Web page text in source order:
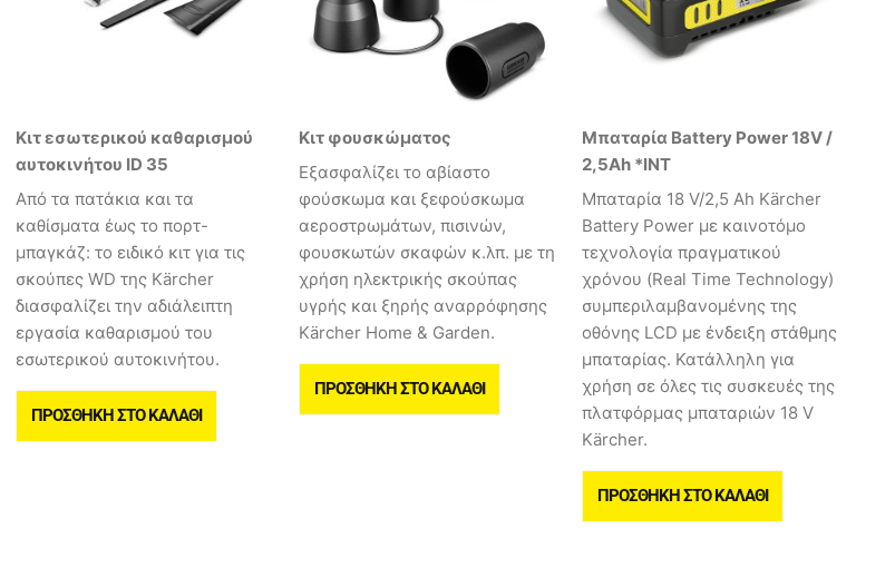
Κιτ εσωτερικού καθαρισμού
αυτοκινήτου ID 35
Από τα πατάκια και τα
καθίσματα έως το πορτ-
μπαγκάζ: το ειδικό κιτ για τις
σκούπες WD της Kärcher
διασφαλίζει την αδιάλειπτη
εργασία καθαρισμού του
εσωτερικού αυτοκινήτου.
ΠΡΟΣΘΉΚΗ ΣΤΟ ΚΑΛΆΘΙ
Κιτ φουσκώματος
Εξασφαλίζει το αβίαστο
φούσκωμα και ξεφούσκωμα
αεροστρωμάτων, πισινών,
φουσκωτών σκαφών κ.λπ. με τη
χρήση ηλεκτρικής σκούπας
υγρής και ξηρής αναρρόφησης
Kärcher Home & Garden.
ΠΡΟΣΘΉΚΗ ΣΤΟ ΚΑΛΆΘΙ
Μπαταρία Battery Power 18V /
2,5Ah *INT
Mπαταρία 18 V/2,5 Ah Kärcher
Battery Power με καινοτόμο
τεχνολογία πραγματικού
χρόνου (Real Time Technology)
συμπεριλαμβανομένης της
οθόνης LCD με ένδειξη στάθμης
μπαταρίας. Κατάλληλη για
χρήση σε όλες τις συσκευές της
πλατφόρμας μπαταριών 18 V
Kärcher.
ΠΡΟΣΘΉΚΗ ΣΤΟ ΚΑΛΆΘΙ